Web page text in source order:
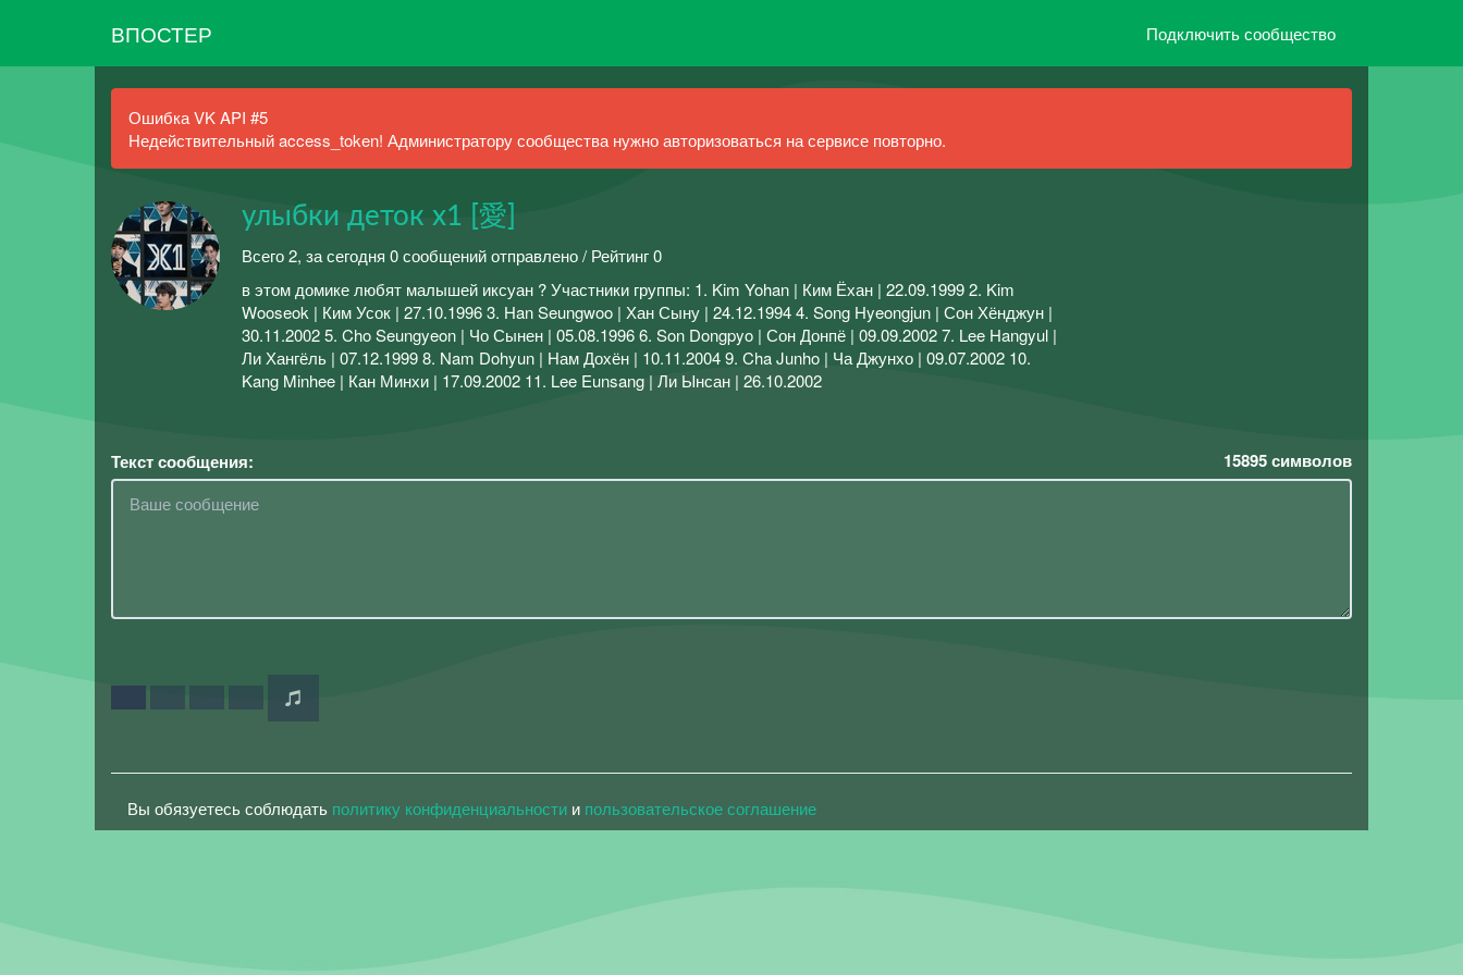
ВПОСТЕР Подключить сообщество
Ошибка VK API #5
Недействительный access_token! Администратору сообщества нужно авторизоваться на сервисе повторно.
улыбки деток x1 [愛]
Всего 2, за сегодня 0 сообщений отправлено / Рейтинг 0
в этом домике любят малышей иксуан ? Участники группы: 1. Kim Yohan | Ким Ёхан | 22.09.1999 2. Kim
Wooseok | Ким Усок | 27.10.1996 3. Han Seungwoo | Хан Сыну | 24.12.1994 4. Song Hyeongjun | Сон Хёнджун |
30.11.2002 5. Cho Seungyeon | Чо Сынен | 05.08.1996 6. Son Dongpyo | Сон Донпё | 09.09.2002 7. Lee Hangyul |
Ли Хангёль | 07.12.1999 8. Nam Dohyun | Нам Дохён | 10.11.2004 9. Cha Junho | Ча Джунхо | 09.07.2002 10.
Kang Minhee | Кан Минхи | 17.09.2002 11. Lee Eunsang | Ли Ынсан | 26.10.2002
Текст сообщения: 15895символов
Вы обязуетесь соблюдать политику конфиденциальности и пользовательское соглашение